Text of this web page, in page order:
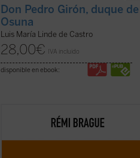
Don Pedro Girón, duque de
Osuna
Luis María Linde de Castro
28,00€ IVA incluido
disponible en ebook:
El Islam es objeto de interminables
¿qué es el Islam? ¿Una forma de